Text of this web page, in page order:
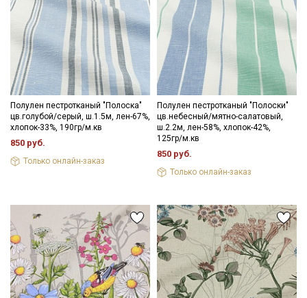
Полулен пестротканый "Полоска"
цв.голубой/серый, ш.1.5м, лен-67%,
хлопок-33%, 190гр/м.кв
850 руб.
Только онлайн-заказ
Полулен пестротканый "Полоски"
цв.небесный/мятно-салатовый,
ш.2.2м, лен-58%, хлопок-42%,
125гр/м.кв
850 руб.
Только онлайн-заказ